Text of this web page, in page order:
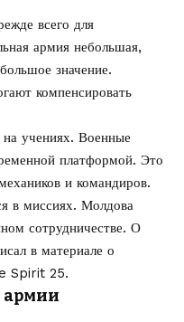
всего для
армия небольшая,
значение.
компенсировать
учениях. Военные
платформой. Это
и командиров.
в миссиях. Молдова
сотрудничестве. О
в материале о
Spirit 25.
армии